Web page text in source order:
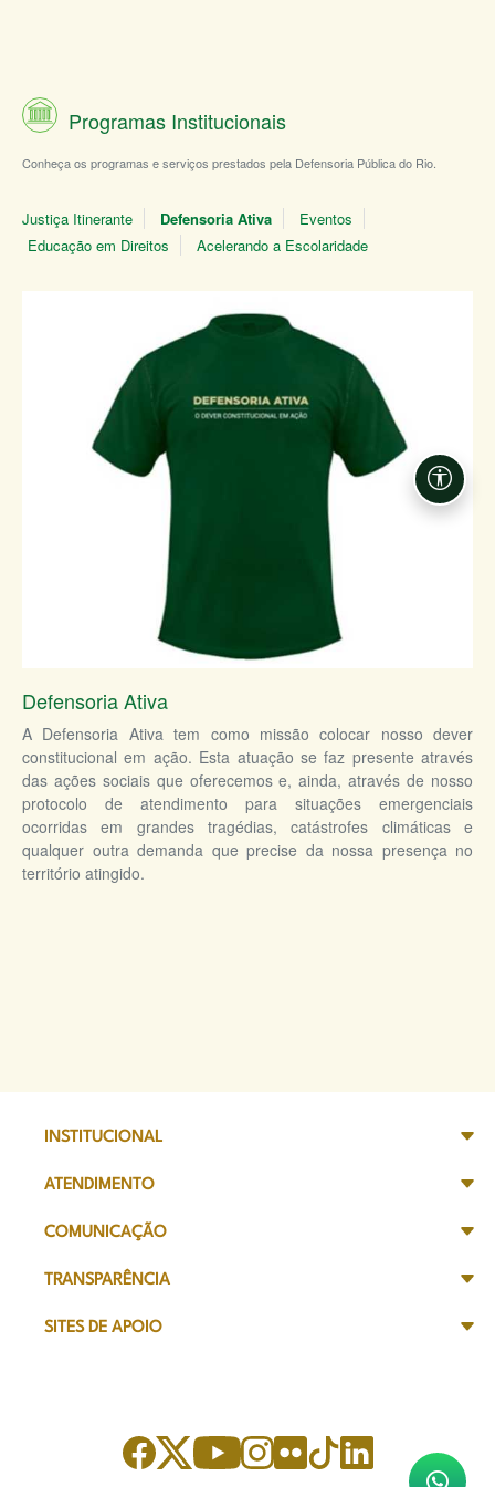
Programas Institucionais
Conheça os programas e serviços prestados pela Defensoria Pública do Rio.
Justiça Itinerante Defensoria Ativa
Eventos
Educação em Direitos
Acelerando a Escolaridade
Defensoria Ativa
A Defensoria Ativa tem como missão colocar nosso dever
constitucional em ação. Esta atuação se faz presente através
das ações sociais que oferecemos e, ainda, através de nosso
protocolo de atendimento para situações emergenciais
ocorridas em grandes tragédias, catástrofes climáticas e
qualquer outra demanda que precise da nossa presença no
território atingido.
INSTITUCIONAL
ATENDIMENTO
COMUNICAÇÃO
TRANSPARÊNCIA
SITES DE APOIO